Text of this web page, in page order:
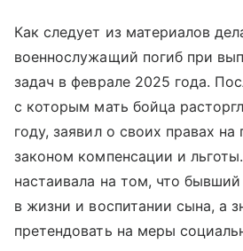
Как следует из материалов
военнослужащий погиб при
задач в феврале 2025 года.
с которым мать бойца
году, заявил о своих правах
законом компенсации и
настаивала на том, что
в жизни и воспитании сына, а
претендовать на меры